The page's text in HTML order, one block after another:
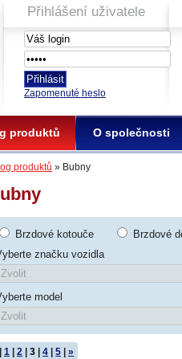
produktů » Bubny
Brzdové kotouče
Brzdové
značku vozidla
model
1 2 3 4 5 »
produktů O společnosti
Přihlášení uživatele
Zapomenuté heslo